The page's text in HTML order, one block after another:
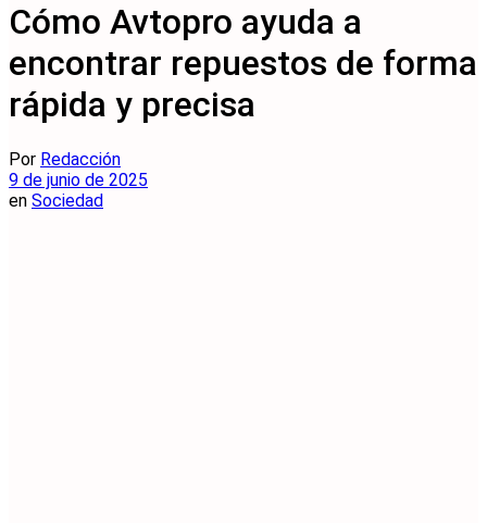
Cómo Avtopro ayuda a
encontrar repuestos de forma
rápida y precisa
Por Redacción
9 de junio de 2025
en Sociedad